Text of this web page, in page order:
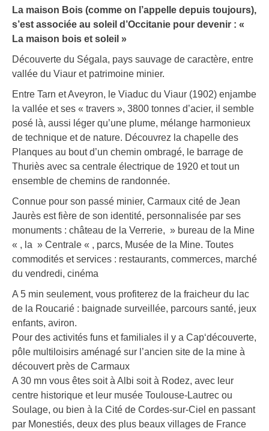
La maison Bois (comme on l’appelle depuis toujours),
s’est associée au soleil d’Occitanie pour devenir : «
La maison bois et soleil »
Découverte du Ségala, pays sauvage de caractère, entre
vallée du Viaur et patrimoine minier.
Entre Tarn et Aveyron, le Viaduc du Viaur (1902) enjambe
la vallée et ses « travers », 3800 tonnes d’acier, il semble
posé là, aussi léger qu’une plume, mélange harmonieux
de technique et de nature. Découvrez la chapelle des
Planques au bout d’un chemin ombragé, le barrage de
Thuriès avec sa centrale électrique de 1920 et tout un
ensemble de chemins de randonnée.
Connue pour son passé minier, Carmaux cité de Jean
Jaurès est fière de son identité, personnalisée par ses
monuments : château de la Verrerie, » bureau de la Mine
« , la » Centrale « , parcs, Musée de la Mine. Toutes
commodités et services : restaurants, commerces, marché
du vendredi, cinéma
A 5 min seulement, vous profiterez de la fraicheur du lac
de la Roucarié : baignade surveillée, parcours santé, jeux
enfants, aviron.
Pour des activités funs et familiales il y a Cap‘découverte,
pôle multiloisirs aménagé sur l’ancien site de la mine à
découvert près de Carmaux
A 30 mn vous êtes soit à Albi soit à Rodez, avec leur
centre historique et leur musée Toulouse-Lautrec ou
Soulage, ou bien à la Cité de Cordes-sur-Ciel en passant
par Monestiés, deux des plus beaux villages de France